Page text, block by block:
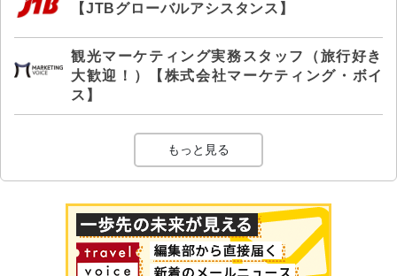
【JTBグローバルアシスタンス】
観光マーケティング実務スタッフ（旅行好き
大歓迎！）【株式会社マーケティング・ボイ
ス】
もっと見る